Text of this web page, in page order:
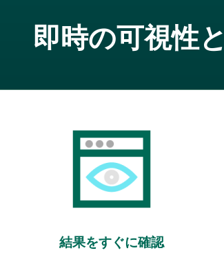
即時の可視性
結果をすぐに確認